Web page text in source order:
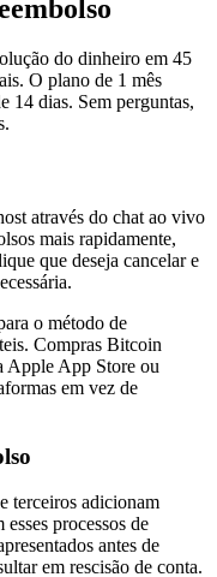
do dinheiro em 45
O plano de 1 mês
14 dias. Sem perguntas,
através do chat ao vivo
mais rapidamente,
que deseja cancelar e
o método de
Compras Bitcoin
Apple App Store ou
em vez de
terceiros adicionam
processos de
antes de
em rescisão de conta.